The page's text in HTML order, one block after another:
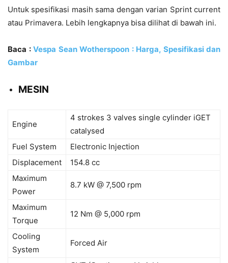
Untuk spesifikasi masih sama dengan varian Sprint current
atau Primavera. Lebih lengkapnya bisa dilihat di bawah ini.
Baca : Vespa Sean Wotherspoon : Harga, Spesifikasi dan
Gambar
MESIN
Engine
4 strokes 3 valves single cylinder iGET
catalysed
Fuel System
Electronic Injection
Displacement
154.8 cc
Maximum
Power
8.7 kW @ 7,500 rpm
Maximum
Torque
12 Nm @ 5,000 rpm
Cooling
System
Forced Air